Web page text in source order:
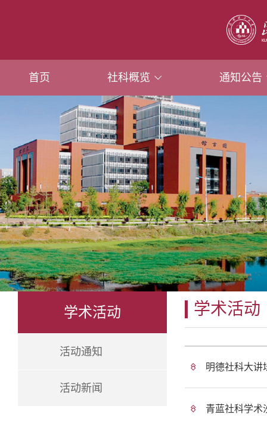
首页 社科概览 通知公告
学术活动
活动通知
活动新闻
学术活动
明德社科大
青蓝社科学